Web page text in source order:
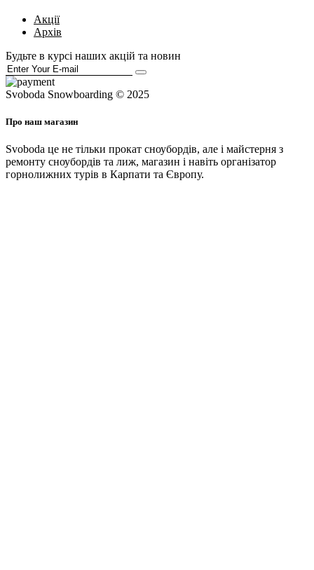
Акції
Архів
Будьте в курсі наших акцій та новин
Svoboda Snowboarding © 2025
Про наш магазин
Svoboda це не тільки прокат сноубордів, але і майстерня з
ремонту сноубордів та лиж, магазин і навіть організатор
горнолижних турів в Карпати та Європу.